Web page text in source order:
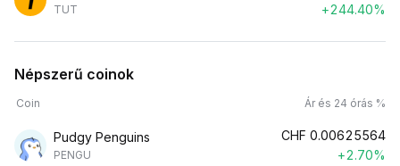
TUT
+244.40%
Népszerű coinok
Coin Ár és 24 órás %
Pudgy Penguins
PENGU
CHF 0.00625564
+2.70%